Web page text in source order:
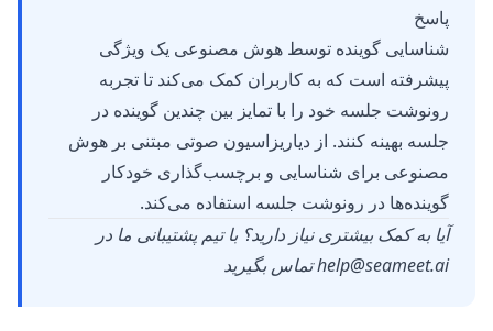
پاسخ
شناسایی گوینده توسط هوش مصنوعی یک ویژگی
پیشرفته است که به کاربران کمک می‌کند تا تجربه
رونوشت جلسه خود را با تمایز بین چندین گوینده در
جلسه بهینه کنند. از دیاریزاسیون صوتی مبتنی بر هوش
مصنوعی برای شناسایی و برچسب‌گذاری خودکار
گوینده‌ها در رونوشت جلسه استفاده می‌کند.
آیا به کمک بیشتری نیاز دارید؟ با تیم پشتیبانی ما در
help@seameet.aiتماس بگیرید